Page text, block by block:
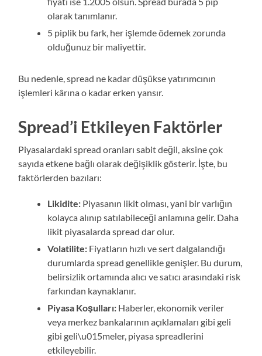
olarak tanımlanır.
5 piplik bu fark, her işlemde ödemek zorunda
olduğunuz bir maliyettir.
Bu nedenle, spread ne kadar düşükse yatırımcının
işlemleri kârına o kadar erken yansır.
Spread’i Etkileyen Faktörler
Piyasalardaki spread oranları sabit değil, aksine çok
sayıda etkene bağlı olarak değişiklik gösterir. İşte, bu
faktörlerden bazıları:
Likidite: Piyasanın likit olması, yani bir varlığın
kolayca alınıp satılabileceği anlamına gelir. Daha
likit piyasalarda spread dar olur.
Volatilite: Fiyatların hızlı ve sert dalgalandığı
durumlarda spread genellikle genişler. Bu durum,
belirsizlik ortamında alıcı ve satıcı arasındaki risk
farkından kaynaklanır.
Piyasa Koşulları: Haberler, ekonomik veriler
veya merkez bankalarının açıklamaları gibi geli
gibi geli\u015meler, piyasa spreadlerini
etkileyebilir.